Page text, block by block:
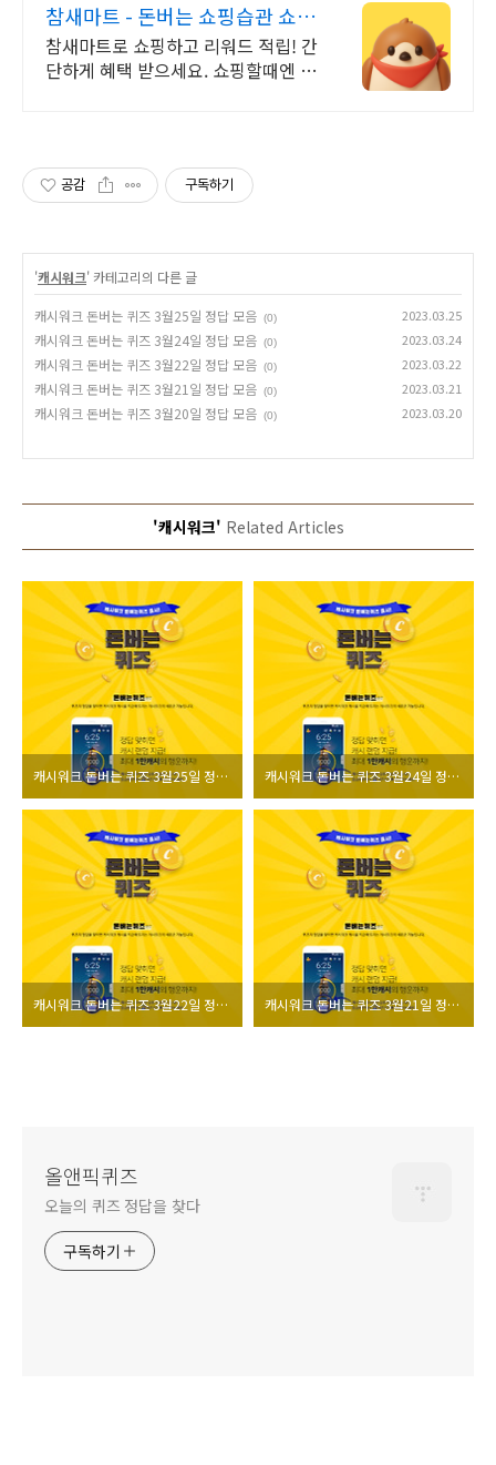
참새마트 - 돈버는 쇼핑습관 쇼핑
만 해도 포인트 적립
참새마트로 쇼핑하고 리워드 적립! 간
단하게 혜택 받으세요. 쇼핑할때엔 참
공감 구독하기
'캐시워크' 카테고리의 다른 글
캐시워크 돈버는 퀴즈 3월25일 정답 모음 (0) 2023.03.25
캐시워크 돈버는 퀴즈 3월24일 정답 모음 (0) 2023.03.24
캐시워크 돈버는 퀴즈 3월22일 정답 모음 (0) 2023.03.22
캐시워크 돈버는 퀴즈 3월21일 정답 모음 (0) 2023.03.21
캐시워크 돈버는 퀴즈 3월20일 정답 모음 (0) 2023.03.20
'캐시워크' Related Articles
캐시워크 돈버는 퀴즈 3월25일 정답 모음 캐시워크 돈버는 퀴즈 3월24일 정답 모음
캐시워크 돈버는 퀴즈 3월22일 정답 모음 캐시워크 돈버는 퀴즈 3월21일 정답 모음
올앤픽퀴즈
오늘의 퀴즈 정답을 찾다
구독하기